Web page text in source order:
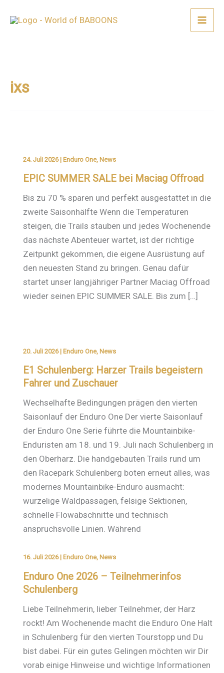
Inhalt
ixs
24. Juli 2026| Enduro One, News
EPIC SUMMER SALE bei Maciag Offroad
Bis zu 70 % sparen und perfekt ausgestattet in die
zweite Saisonhälfte Wenn die Temperaturen
steigen, die Trails stauben und jedes Wochenende
das nächste Abenteuer wartet, ist der richtige
Zeitpunkt gekommen, die eigene Ausrüstung auf
den neuesten Stand zu bringen. Genau dafür
startet unser langjähriger Partner Maciag Offroad
wieder seinen EPIC SUMMER SALE. Bis zum […]
20. Juli 2026| Enduro One, News
E1 Schulenberg: Harzer Trails begeistern
Fahrer und Zuschauer
Wechselhafte Bedingungen prägen den vierten
Saisonlauf der Enduro One Der vierte Saisonlauf
der Enduro One Serie führte die Mountainbike-
Enduristen am 18. und 19. Juli nach Schulenberg in
den Oberharz. Die handgebauten Trails rund um
den Racepark Schulenberg boten erneut alles, was
modernes Mountainbike-Enduro ausmacht:
wurzelige Waldpassagen, felsige Sektionen,
schnelle Flowabschnitte und technisch
anspruchsvolle Linien. Während
16. Juli 2026 | Enduro One, News
Enduro One 2026 – Teilnehmerinfos
Schulenberg
Liebe Teilnehmerin, lieber Teilnehmer, der Harz
rockt! Am Wochenende macht die Enduro One Halt
in Schulenberg für den vierten Tourstopp und Du
bist dabei. Für ein gutes Gelingen möchten wir Dir
vorab einige Hinweise und wichtige Informationen